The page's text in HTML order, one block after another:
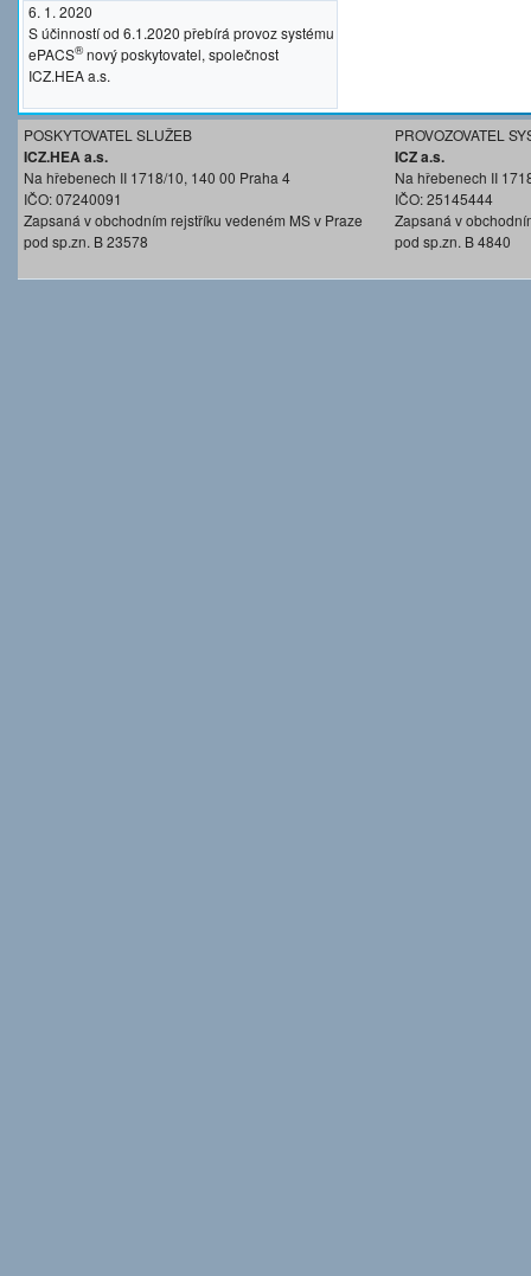
6. 1. 2020
S účinností od 6.1.2020 přebírá provoz systému
ePACS®nový poskytovatel, společnost
ICZ.HEA a.s.
POSKYTOVATEL SLUŽEB
ICZ.HEA a.s.
Na hřebenech II 1718/10, 140 00 Praha 4
IČO: 07240091
Zapsaná v obchodním rejstříku vedeném MS v Praze
pod sp.zn. B 23578
PROVOZOVATEL
ICZ a.s.
Na hřebenech II
IČO: 25145444
Zapsaná v
pod sp.zn. B 4840